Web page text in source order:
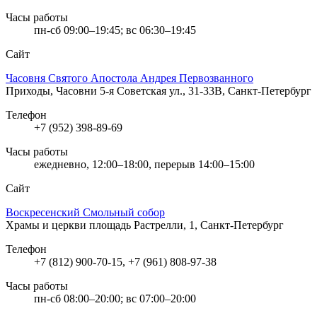
Часы работы
пн-сб 09:00–19:45; вс 06:30–19:45
Сайт
Часовня Святого Апостола Андрея Первозванного
Приходы, Часовни 5-я Советская ул., 31-33В, Санкт-Петербург
Телефон
+7 (952) 398-89-69
Часы работы
ежедневно, 12:00–18:00, перерыв 14:00–15:00
Сайт
Воскресенский Смольный собор
Храмы и церкви площадь Растрелли, 1, Санкт-Петербург
Телефон
+7 (812) 900-70-15, +7 (961) 808-97-38
Часы работы
пн-сб 08:00–20:00; вс 07:00–20:00